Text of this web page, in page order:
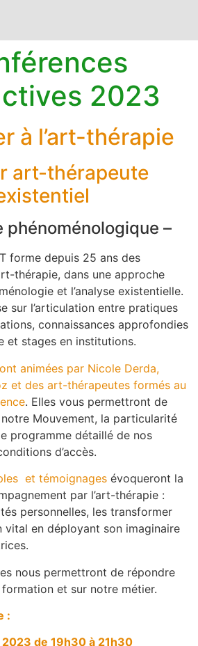
2023
à l’art-thérapie
art-thérapeute
phénoménologique –
forme depuis 25 ans des
thérapie, dans une approche
et l’analyse existentielle.
sur l’articulation entre pratiques
connaissances approfondies
et stages en institutions.
animées par Nicole Derda,
et des art-thérapeutes formés au
. Elles vous permettront de
Mouvement, la particularité
programme détaillé de nos
d’accès.
et témoignages évoqueront la
par l’art-thérapie :
personnelles, les transformer
vital en déployant son imaginaire
nous permettront de répondre
et sur notre métier.
:
de 19h30 à 21h30